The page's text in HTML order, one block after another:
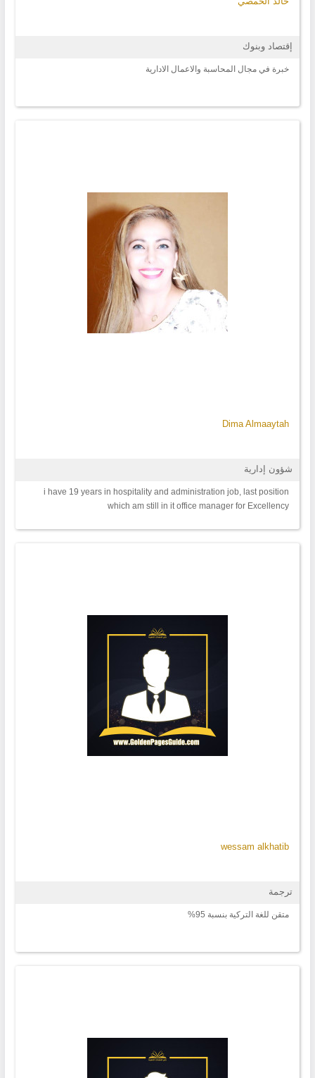
إقتصاد وبنوك
خبرة في مجال المحاسبة والاعمال الادارية
Dima Almaaytah
شؤون إدارية
i have 19 years in hospitality and administration job, last position
which am still in it office manager for Excellency
wessam alkhatib
ترجمة
متقن للغة التركية بنسبة 95%